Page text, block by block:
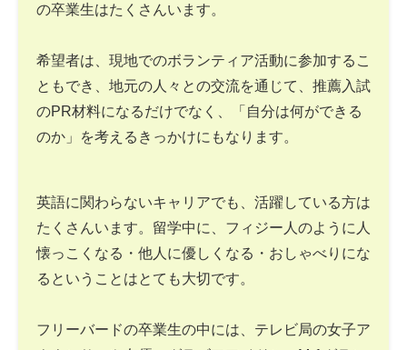
の卒業生はたくさんいます。
希望者は、現地でのボランティア活動に参加するこ
ともでき、地元の人々との交流を通じて、推薦入試
のPR材料になるだけでなく、「自分は何ができる
のか」を考えるきっかけにもなります。
英語に関わらないキャリアでも、活躍している方は
たくさんいます。留学中に、フィジー人のように人
懐っこくなる・他人に優しくなる・おしゃべりにな
るということはとても大切です。
フリーバードの卒業生の中には、テレビ局の女子ア